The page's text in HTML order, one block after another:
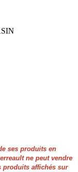
ses produits en
ne peut vendre
produits affichés sur